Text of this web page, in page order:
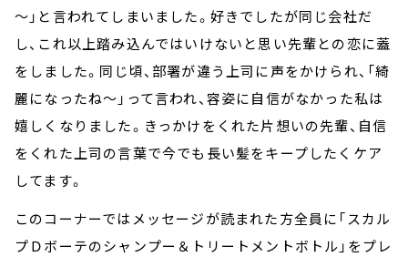
～」と言われてしまいました。好きでしたが同じ会社だ
し、これ以上踏み込んではいけないと思い先輩との恋に蓋
をしました。同じ頃、部署が違う上司に声をかけられ、「綺
麗になったね～」って言われ、容姿に自信がなかった私は
嬉しくなりました。きっかけをくれた片想いの先輩、自信
をくれた上司の言葉で今でも長い髪をキープしたくケア
してます。
このコーナーではメッセージが読まれた方全員に「スカル
プＤボーテのシャンプー＆トリートメントボトル」をプレ